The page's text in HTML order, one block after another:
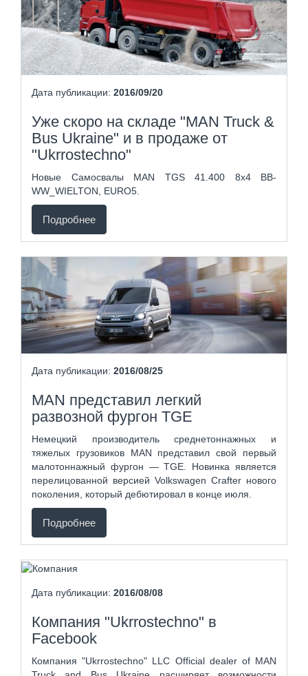
Дата публикации: 2016/09/20
Уже скоро на складе "MAN Truck &
Bus Ukraine" и в продаже от
"Ukrrostechno"
Новые Самосвалы MAN TGS 41.400 8x4 BB-
WW_WIELTON, ЕURO5.
Подробнее
Дата публикации: 2016/08/25
MAN представил легкий
развозной фургон TGE
Немецкий производитель среднетоннажных и
тяжелых грузовиков MAN представил свой первый
малотоннажный фургон — TGE. Новинка является
перелицованной версией Volkswagen Crafter нового
поколения, который дебютировал в конце июля.
Подробнее
Дата публикации: 2016/08/08
Компания "Ukrrostechno" в
Facebook
Компания "Ukrrostechno" LLC Official dealer of MAN